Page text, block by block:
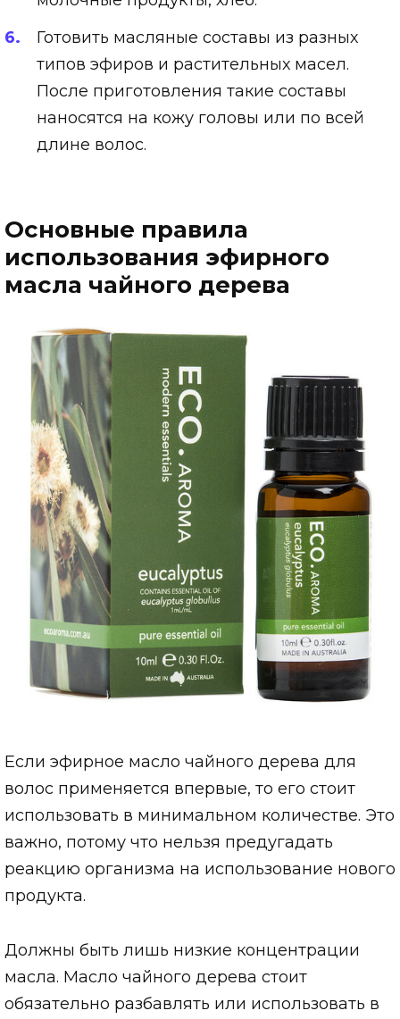
Готовить масляные составы из разных
типов эфиров и растительных масел.
После приготовления такие составы
наносятся на кожу головы или по всей
длине волос.
Основные правила
использования эфирного
масла чайного дерева
Если эфирное масло чайного дерева для
волос применяется впервые, то его стоит
использовать в минимальном количестве. Это
важно, потому что нельзя предугадать
реакцию организма на использование нового
продукта.
Должны быть лишь низкие концентрации
масла. Масло чайного дерева стоит
обязательно разбавлять или использовать в